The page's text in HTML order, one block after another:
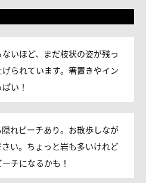
いほど、まだ枝状の姿が残っ
られています。箸置きやイン
い！
れビーチあり。お散歩しなが
い。ちょっと岩も多いけれど
チになるかも！